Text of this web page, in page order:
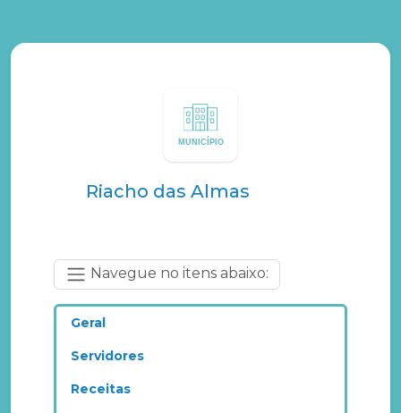
Riacho das Almas
Navegue no itens abaixo:
Geral
Servidores
Receitas